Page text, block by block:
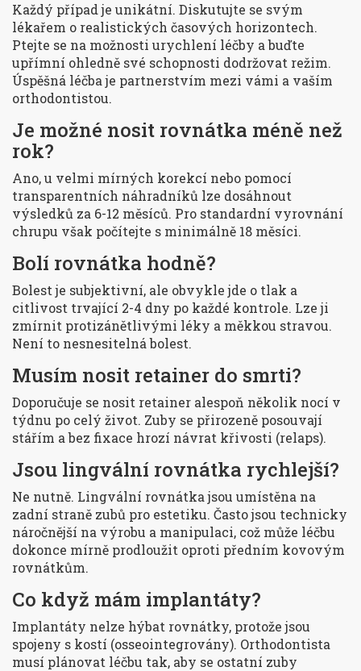
Každý případ je unikátní. Diskutujte se svým
lékařem o realistických časových horizontech.
Ptejte se na možnosti urychlení léčby a buďte
upřímní ohledně své schopnosti dodržovat režim.
Úspěšná léčba je partnerstvím mezi vámi a vaším
orthodontistou.
Je možné nosit rovnátka méně než
rok?
Ano, u velmi mírných korekcí nebo pomocí
transparentních náhradníků lze dosáhnout
výsledků za 6-12 měsíců. Pro standardní vyrovnání
chrupu však počítejte s minimálně 18 měsíci.
Bolí rovnátka hodně?
Bolest je subjektivní, ale obvykle jde o tlak a
citlivost trvající 2-4 dny po každé kontrole. Lze ji
zmírnit protizánětlivými léky a měkkou stravou.
Není to nesnesitelná bolest.
Musím nosit retainer do smrti?
Doporučuje se nosit retainer alespoň několik nocí v
týdnu po celý život. Zuby se přirozeně posouvají
stářím a bez fixace hrozí návrat křivosti (relaps).
Jsou lingvální rovnátka rychlejší?
Ne nutně. Lingvální rovnátka jsou umístěna na
zadní straně zubů pro estetiku. Často jsou technicky
náročnější na výrobu a manipulaci, což může léčbu
dokonce mírně prodloužit oproti předním kovovým
rovnátkům.
Co když mám implantáty?
Implantáty nelze hýbat rovnátky, protože jsou
spojeny s kostí (osseointegrovány). Orthodontista
musí plánovat léčbu tak, aby se ostatní zuby